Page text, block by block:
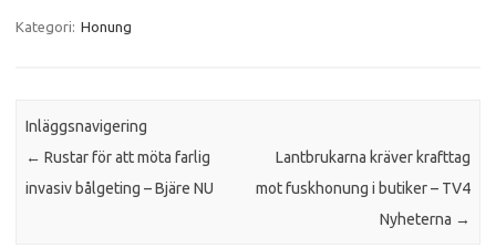
Kategori: Honung
Inläggsnavigering
← Rustar för att möta farlig
invasiv bålgeting – Bjäre NU
Lantbrukarna kräver krafttag
mot fuskhonung i butiker – TV4
Nyheterna →